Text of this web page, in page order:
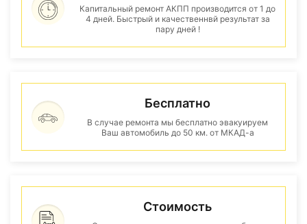
Капитальный ремонт АКПП производится от 1 до
4 дней. Быстрый и качественнвй результат за
пару дней !
Бесплатно
В случае ремонта мы бесплатно эвакуируем
Ваш автомобиль до 50 км. от МКАД-а
Стоимость